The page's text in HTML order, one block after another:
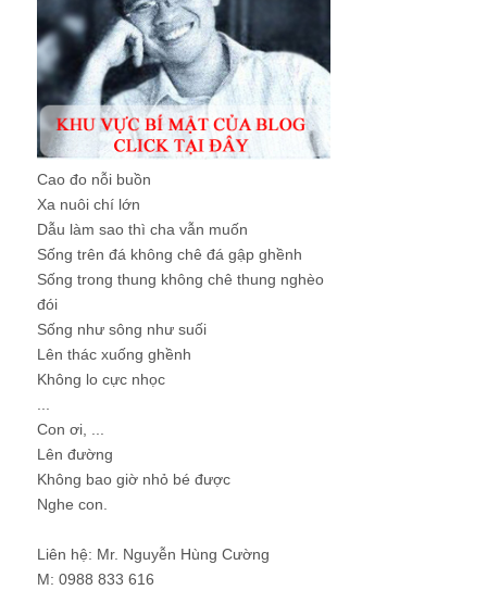
Cao đo nỗi buồn
Xa nuôi chí lớn
Dẫu làm sao thì cha vẫn muốn
Sống trên đá không chê đá gập ghềnh
Sống trong thung không chê thung nghèo
đói
Sống như sông như suối
Lên thác xuống ghềnh
Không lo cực nhọc
Con ơi, ...
Lên đường
Không bao giờ nhỏ bé được
Nghe con.
Liên hệ: Mr. Nguyễn Hùng Cường
M: 0988 833 616